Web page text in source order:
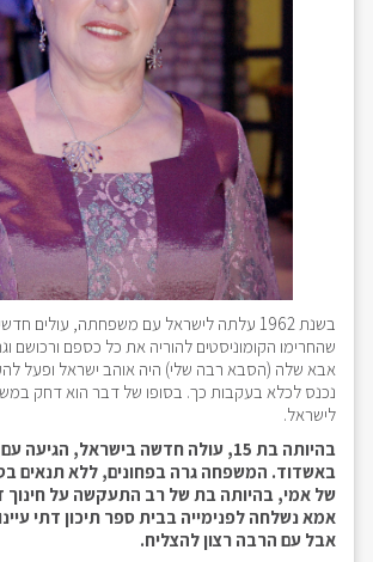
בשנת 1962 עלתה לישראל עם משפחתה, עולים
שהחרימו הקומוניסטים להוריה את כל כספם ורכושם
אבא שלה (הסבא רבה שלי) היה אוהב ישראל ופעל
נכנס לכלא בעקבות כך. בסופו של דבר הוא דחק
לישראל.
בהיותה בת 15, עולה חדשה בישראל,
באשדוד. המשפחה גרה בפחונים, ללא תנאים
של אמי, בהיותה בת של רב התעקשה על חינוך
אמא נשלחה לפנימייה בבית ספר תיכון דתי
אבל עם הרבה רצון להצליח.